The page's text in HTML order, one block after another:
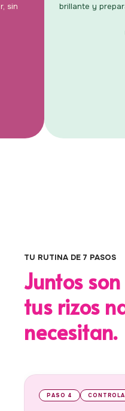
sin
brillante y
TU RUTINA DE 7 PASOS
Juntos
tus rizos
necesitan.
PASO 5